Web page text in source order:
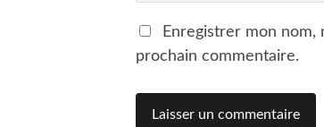
Enregistrer mon
prochain commentaire.